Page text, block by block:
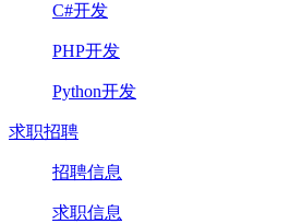
C#开发
PHP开发
Python开发
求职招聘
招聘信息
求职信息